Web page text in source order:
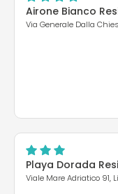
Airone Bianco
Via Generale Dalla
Playa Dorada
Viale Mare Adriatico 91,